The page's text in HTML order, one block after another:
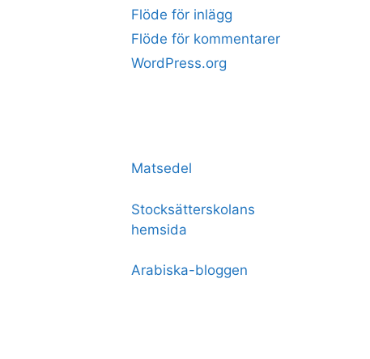
Flöde för inlägg
Flöde för kommentarer
WordPress.org
Matsedel
Stocksätterskolans
hemsida
Arabiska-bloggen